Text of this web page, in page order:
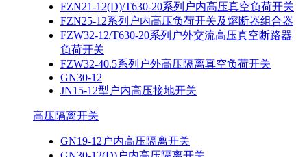
FZN21-12(D)/T630-20系列户内高压真空负荷开关
FZN25-12系列户内高压负荷开关及熔断器组合器
FZW32-12/T630-20系列户外交流高压真空断路器
负荷开关
FZW32-40.5系列户外高压隔离真空负荷开关
GN30-12
JN15-12型户内高压接地开关
高压隔离开关
GN19-12户内高压隔离开关